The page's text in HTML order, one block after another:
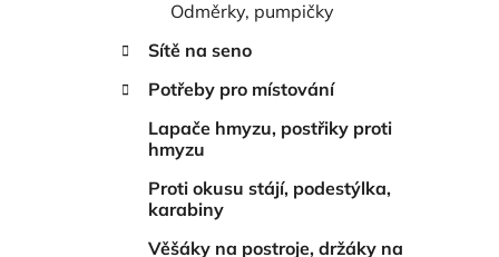
Odměrky, pumpičky
Sítě na seno
Potřeby pro místování
Lapače hmyzu, postřiky proti
hmyzu
Proti okusu stájí, podestýlka,
karabiny
Věšáky na postroje, držáky na